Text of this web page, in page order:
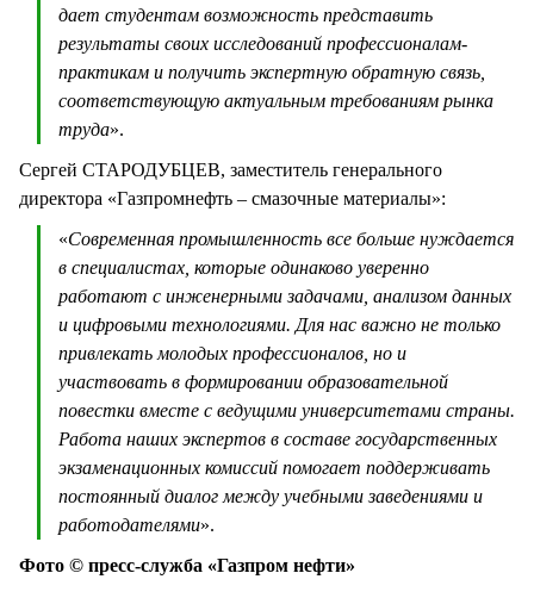
дает студентам возможность представить
результаты своих исследований профессионалам-
практикам и получить экспертную обратную связь,
соответствующую актуальным требованиям рынка
труда».
Сергей СТАРОДУБЦЕВ, заместитель генерального
директора «Газпромнефть – смазочные материалы»:
«Современная промышленность все больше нуждается
в специалистах, которые одинаково уверенно
работают с инженерными задачами, анализом данных
и цифровыми технологиями. Для нас важно не только
привлекать молодых профессионалов, но и
участвовать в формировании образовательной
повестки вместе с ведущими университетами страны.
Работа наших экспертов в составе государственных
экзаменационных комиссий помогает поддерживать
постоянный диалог между учебными заведениями и
работодателями».
Фото © пресс-служба «Газпром нефти»